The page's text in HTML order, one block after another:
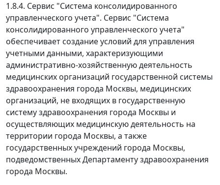
1.8.4. Сервис "Система консолидированного
управленческого учета". Сервис "Система
консолидированного управленческого учета"
обеспечивает создание условий для управления
учетными данными, характеризующими
административно-хозяйственную деятельность
медицинских организаций государственной системы
здравоохранения города Москвы, медицинских
организаций, не входящих в государственную
систему здравоохранения города Москвы и
осуществляющих медицинскую деятельность на
территории города Москвы, а также
государственных учреждений города Москвы,
подведомственных Департаменту здравоохранения
города Москвы.